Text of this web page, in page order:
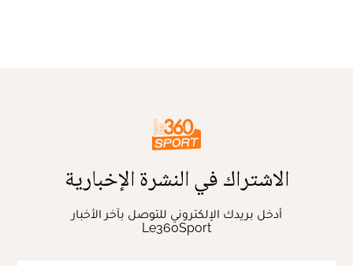
الاشتراك في النشرة الإخبارية
أدخل بريدك الإلكتروني للتوصل بآخر الأخبار
Le360Sport